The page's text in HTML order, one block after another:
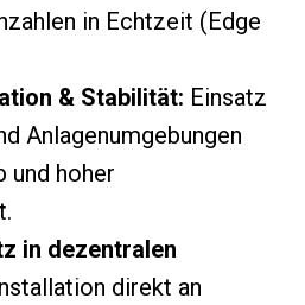
in Echtzeit (Edge
& Stabilität: Einsatz
Anlagenumgebungen
und hoher
in dezentralen
direkt an